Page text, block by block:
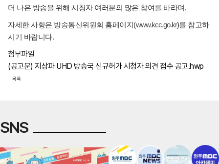
더 나은 방송을 위해 시청자 여러분의 많은 참여를 바라며,
자세한 사항은 방송통신위원회 홈페이지(www.kcc.go.kr)를 참고하
시기 바랍니다.
첨부파일
(공고문) 지상파 UHD 방송국 신규허가 시청자 의견 접수 공고.hwp
목록
SNS